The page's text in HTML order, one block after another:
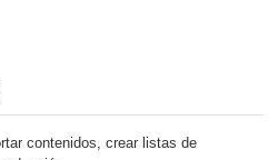
contenidos, crear listas de